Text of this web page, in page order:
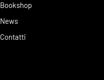
Bookshop
News
Contatti